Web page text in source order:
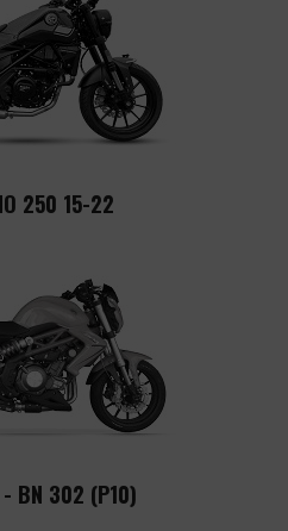
250 15-22
BN 302 (P10)